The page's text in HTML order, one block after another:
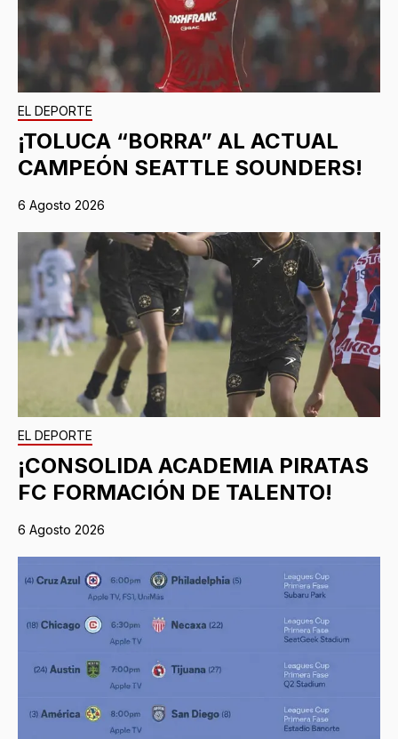
EL DEPORTE
¡TOLUCA “BORRA” AL ACTUAL
CAMPEÓN SEATTLE SOUNDERS!
6 Agosto 2026
EL DEPORTE
¡CONSOLIDA ACADEMIA PIRATAS
FC FORMACIÓN DE TALENTO!
6 Agosto 2026